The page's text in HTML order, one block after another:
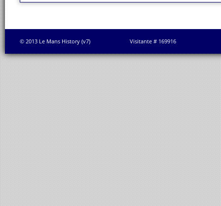
© 2013 Le Mans History (v7) Visitante # 169916